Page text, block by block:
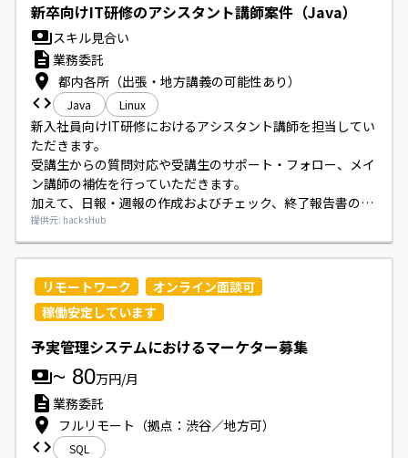
新卒向けIT研修のアシスタント講師案件（Java）
スキル見合い
業務委託
都内各所（出張・地方講義の可能性あり）
Java Linux
新入社員向けIT研修におけるアシスタント講師を担当してい
ただきます。
受講生からの質問対応や受講生のサポート・フォロー、メイ
ン講師の補佐を行っていただきます。
加えて、日報・週報の作成およびチェック、終了報告書の作
成などの事務的業務もご対応いただきます。
講義の担当範囲は面談後に決定いたします。
提供元: hacksHub
リモートワーク
オンライン面談可
稼働安定しています
予実管理システムにおけるマーケター募集
~ 80万円/月
業務委託
フルリモート（拠点：渋谷／地方可）
SQL